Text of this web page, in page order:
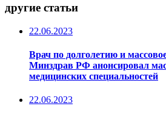
другие статьи
22.06.2023
Врач по долголетию и
Минздрав РФ анонсировал
медицинских специальностей
22.06.2023